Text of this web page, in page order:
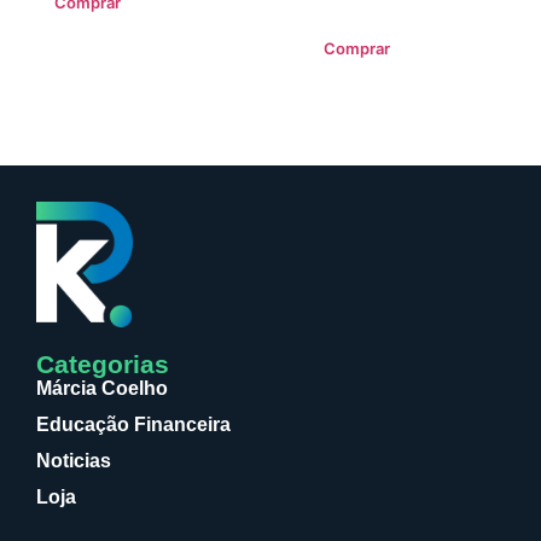
Comprar
Categorias
Márcia Coelho
Educação Financeira
Noticias
Loja